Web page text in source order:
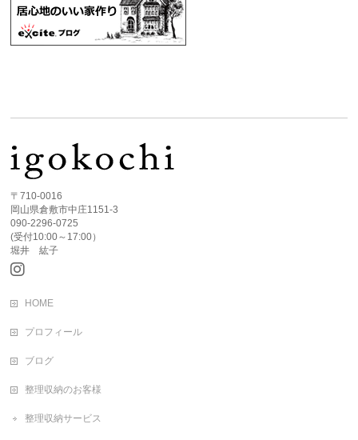
〒710-0016
岡山県倉敷市中庄1151-3
090-2296-0725
(受付10:00～17:00）
堀井 紘子
HOME
プロフィール
ブログ
整理収納のお客様
整理収納サービス